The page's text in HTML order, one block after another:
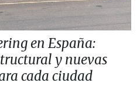
en España:
y nuevas
cada ciudad